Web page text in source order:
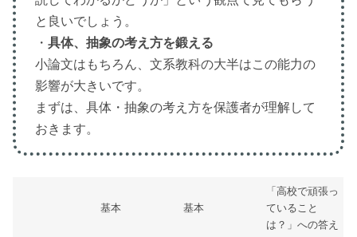
と良いでしょう。
・ 具体、抽象の考え方を鍛える
小論文はもちろん、文系教科の大半はこの能力の
影響が大きいです。
まずは、具体・抽象の考え方を保護者が理解して
おきます。
基本 基本
「高校で頑張っ
ていること
は？」への答え